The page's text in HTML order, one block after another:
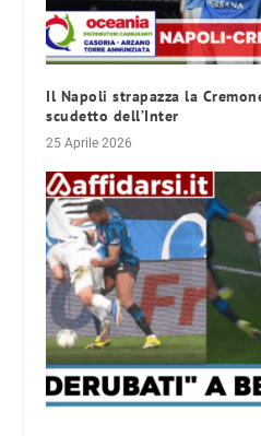
Il Napoli strapazza la
scudetto dell’Inter
25 Aprile 2026